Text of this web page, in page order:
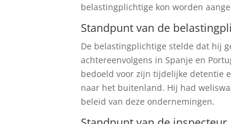
belastingplichtige kon worden
Standpunt van de
De belastingplichtige stelde dat hij
achtereenvolgens in Spanje en
bedoeld voor zijn tijdelijke detentie
naar het buitenland. Hij had
beleid van deze ondernemingen.